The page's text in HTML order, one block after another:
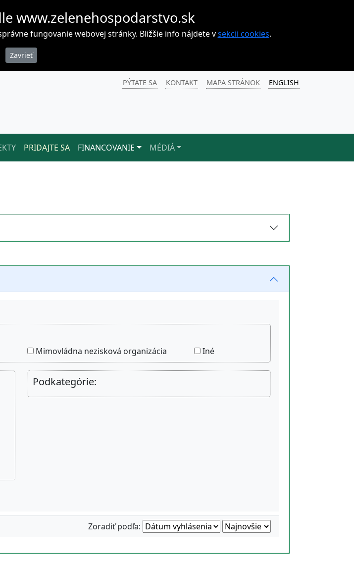
www.zelenehospodarstvo.sk
fungovanie webovej stránky. Bližšie info nájdete vsekcii cookies.
PÝTATE SA KONTAKT MAPA STRÁNOK ENGLISH
PRIDAJTE SA FINANCOVANIE MÉDIÁ
Mimovládna nezisková organizácia Iné
Podkategórie:
Zoradiť podľa: